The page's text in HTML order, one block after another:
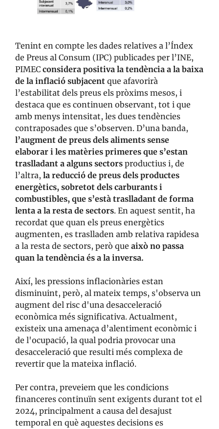
Tenint en compte les dades relatives a l’Índex
de Preus al Consum (IPC) publicades per l’INE,
PIMEC considera positiva la tendència a la baixa
de la inflació subjacent que afavorirà
l’estabilitat dels preus els pròxims mesos, i
destaca que es continuen observant, tot i que
amb menys intensitat, les dues tendències
contraposades que s’observen. D’una banda,
l’augment de preus dels aliments sense
elaborar i les matèries primeres que s’estan
traslladant a alguns sectors productius i, de
l’altra, la reducció de preus dels productes
energètics, sobretot dels carburants i
combustibles, que s’està traslladant de forma
lenta a la resta de sectors. En aquest sentit, ha
recordat que quan els preus energètics
augmenten, es traslladen amb relativa rapidesa
a la resta de sectors, però que això no passa
quan la tendència és a la inversa.
Així, les pressions inflacionàries estan
disminuint, però, al mateix temps, s'observa un
augment del risc d'una desacceleració
econòmica més significativa. Actualment,
existeix una amenaça d’alentiment econòmic i
de l'ocupació, la qual podria provocar una
desacceleració que resulti més complexa de
revertir que la mateixa inflació.
Per contra, preveiem que les condicions
financeres continuïn sent exigents durant tot el
2024, principalment a causa del desajust
temporal en què aquestes decisions es